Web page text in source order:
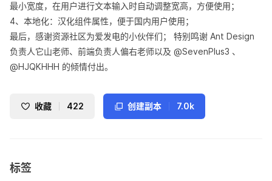
最小宽度，在用户进行文本输入时自动调整宽高，方便使用；
4、本地化：汉化组件属性，便于国内用户使用；
最后，感谢资源社区为爱发电的小伙伴们； 特别鸣谢 Ant Design
负责人它山老师、前端负责人偏右老师以及 @SevenPlus3 、
@HJQKHHH 的倾情付出。
收藏 422 创建副本 7.0k
标签